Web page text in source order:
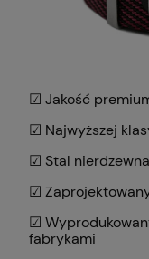
☑ Jakość
☑ Najwyższej
☑ Stal
☑
☑
fabrykami